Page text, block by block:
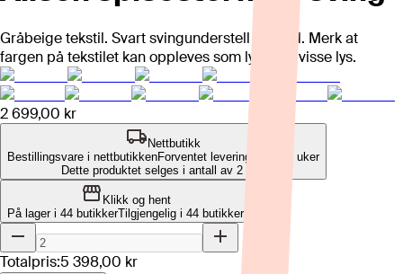
Gråbeige tekstil. Svart svingunderstell i metall. Merk at
fargen på tekstilet kan oppleves som lys grå i visse lys.
2 699,00 kr
Nettbutikk
Bestillingsvare i nettbutikkenForventet leveringstid: 4-8 uker
Dette produktet selges i antall av 2 stk.
Klikk og hent
På lager i 44 butikkerTilgjengelig i 44 butikker
Totalpris:5 398,00 kr